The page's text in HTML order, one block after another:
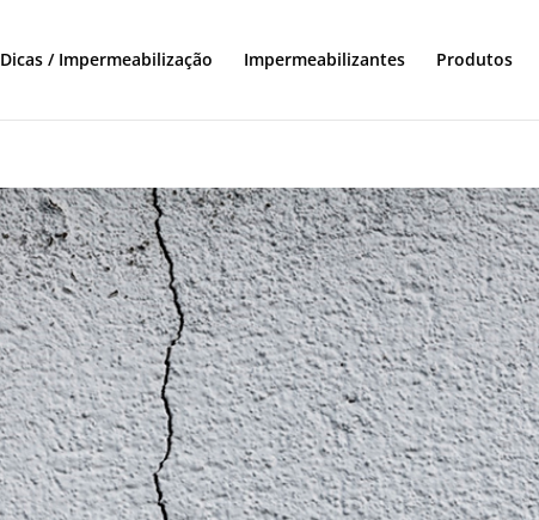
Dicas / Impermeabilização Impermeabilizantes Produtos